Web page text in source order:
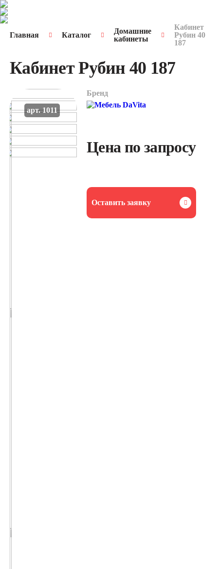
Главная Каталог
Домашние
кабинеты
Кабинет
Рубин 40
187
Кабинет Рубин 40 187
арт. 1011
Бренд
Цена по запросу
Оставить заявку